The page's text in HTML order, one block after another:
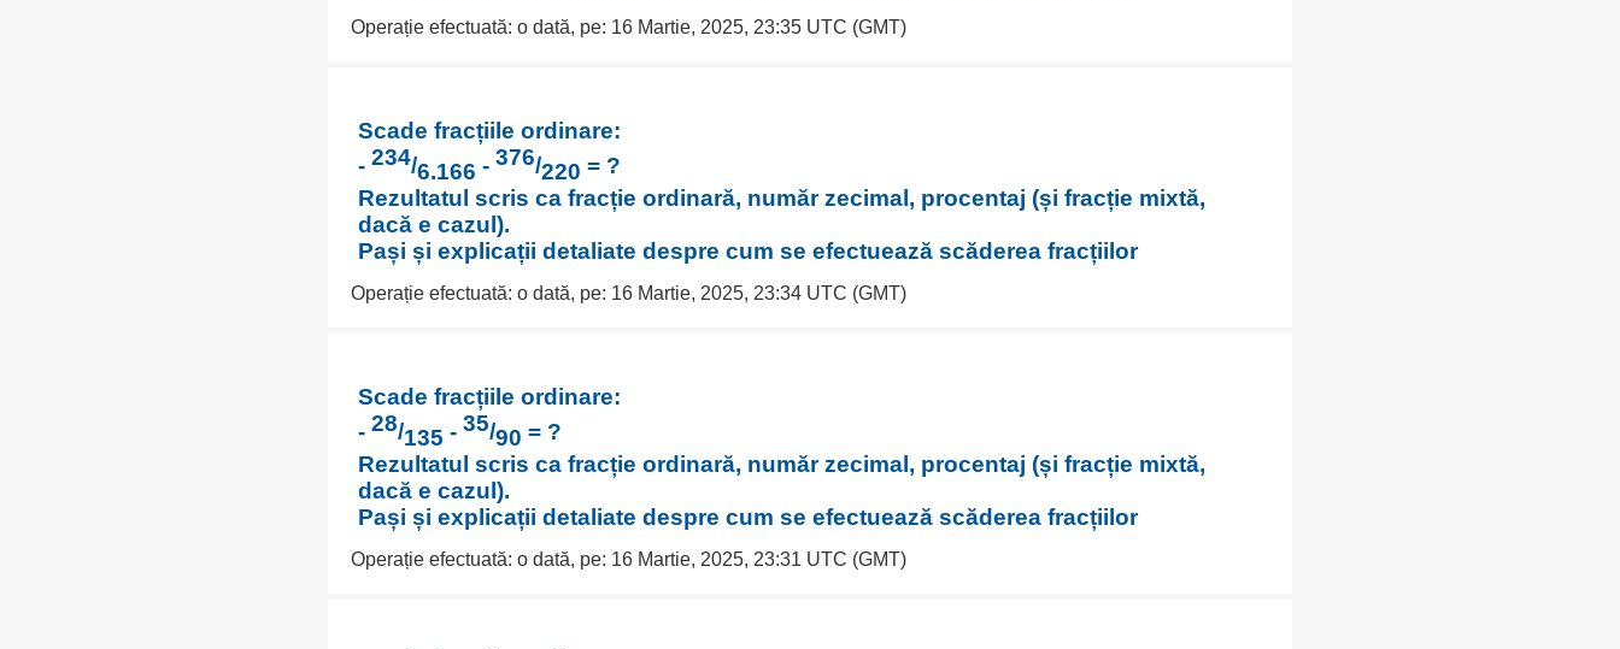
Operație efectuată: o dată, pe: 16 Martie, 2025, 23:35 UTC (GMT)
Scade fracțiile ordinare:
-234/6.166 -376/220 = ?
Rezultatul scris ca fracție ordinară, număr zecimal, procentaj (și fracție mixtă,
dacă e cazul).
Pași și explicații detaliate despre cum se efectuează scăderea fracțiilor
Operație efectuată: o dată, pe: 16 Martie, 2025, 23:34 UTC (GMT)
Scade fracțiile ordinare:
-28/135 -35/90 = ?
Rezultatul scris ca fracție ordinară, număr zecimal, procentaj (și fracție mixtă,
dacă e cazul).
Pași și explicații detaliate despre cum se efectuează scăderea fracțiilor
Operație efectuată: o dată, pe: 16 Martie, 2025, 23:31 UTC (GMT)